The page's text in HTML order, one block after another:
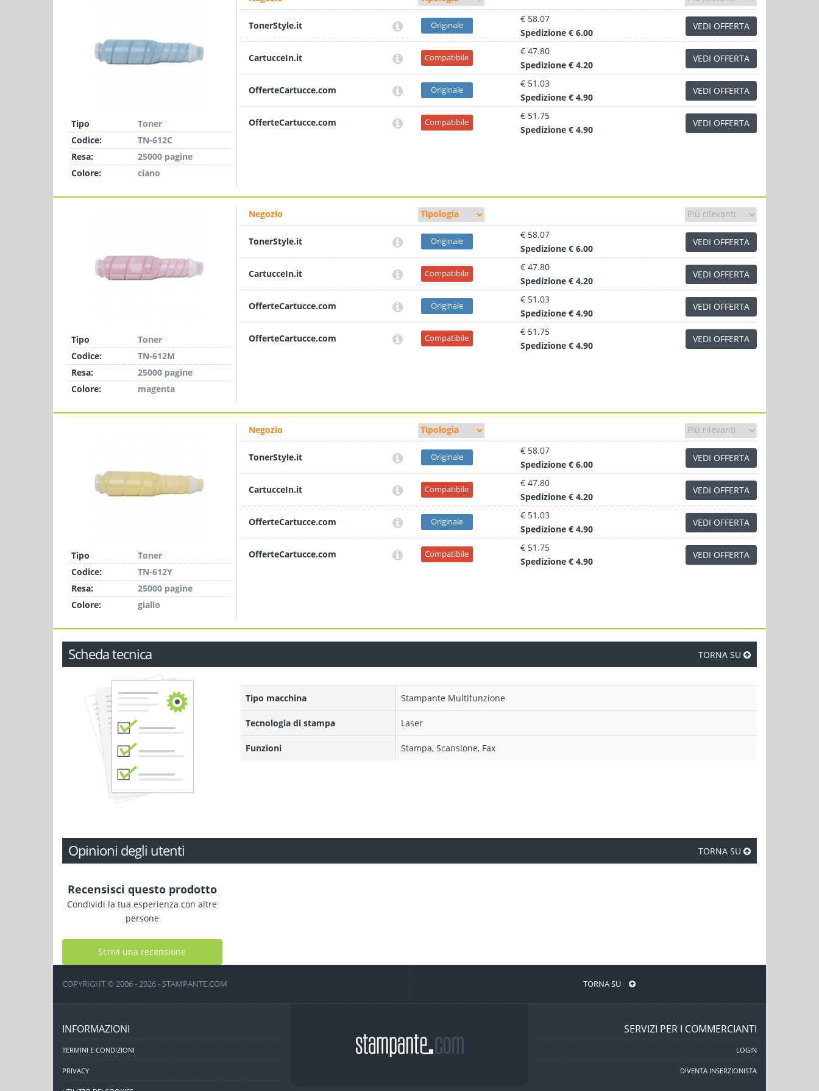
Tipo
Toner
Codice:
TN-612C
Resa:
25000 pagine
Colore:
ciano
TonerStyle.it Originale
€ 58.07
Spedizione € 6.00
VEDI OFFERTA
CartucceIn.it Compatibile
€ 47.80
Spedizione € 4.20
VEDI OFFERTA
OfferteCartucce.com Originale
€ 51.03
Spedizione € 4.90
VEDI OFFERTA
OfferteCartucce.com Compatibile
€ 51.75
Spedizione € 4.90
VEDI OFFERTA
Tipo
Toner
Codice:
TN-612M
Resa:
25000 pagine
Colore:
magenta
Negozio
TonerStyle.it Originale
€ 58.07
Spedizione € 6.00
VEDI OFFERTA
CartucceIn.it Compatibile
€ 47.80
Spedizione € 4.20
VEDI OFFERTA
OfferteCartucce.com Originale
€ 51.03
Spedizione € 4.90
VEDI OFFERTA
OfferteCartucce.com Compatibile
€ 51.75
Spedizione € 4.90
VEDI OFFERTA
Tipo
Toner
Codice:
TN-612Y
Resa:
25000 pagine
Colore:
giallo
Negozio
TonerStyle.it Originale
€ 58.07
Spedizione € 6.00
VEDI OFFERTA
CartucceIn.it Compatibile
€ 47.80
Spedizione € 4.20
VEDI OFFERTA
OfferteCartucce.com Originale
€ 51.03
Spedizione € 4.90
VEDI OFFERTA
OfferteCartucce.com Compatibile
€ 51.75
Spedizione € 4.90
VEDI OFFERTA
Scheda tecnica TORNA SU
Tipo macchina Stampante Multifunzione
Tecnologia di stampa Laser
Funzioni Stampa, Scansione, Fax
Opinioni degli utenti TORNA SU
Recensisci questo prodotto
Condividi la tua esperienza con altre
persone
Scrivi una recensione
COPYRIGHT © 2006 - 2026 - STAMPANTE.COM TORNA SU
INFORMAZIONI
TERMINI E CONDIZIONI
PRIVACY
SERVIZI PER I COMMERCIANTI
LOGIN
DIVENTA INSERZIONISTA